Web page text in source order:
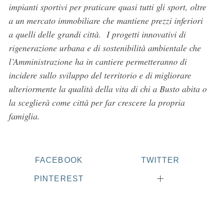
impianti sportivi per praticare quasi tutti gli sport, oltre
a un mercato immobiliare che mantiene prezzi inferiori
a quelli delle grandi città. I progetti innovativi di
rigenerazione urbana e di sostenibilità ambientale che
l’Amministrazione ha in cantiere permetteranno di
incidere sullo sviluppo del territorio e di migliorare
ulteriormente la qualità della vita di chi a Busto abita o
la sceglierà come città per far crescere la propria
famiglia.
FACEBOOK TWITTER
PINTEREST